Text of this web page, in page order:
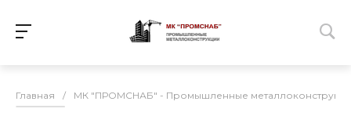
Главная / МК "ПРОМСНАБ" - Промышленные